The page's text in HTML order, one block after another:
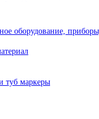
оборудование,
туб маркеры